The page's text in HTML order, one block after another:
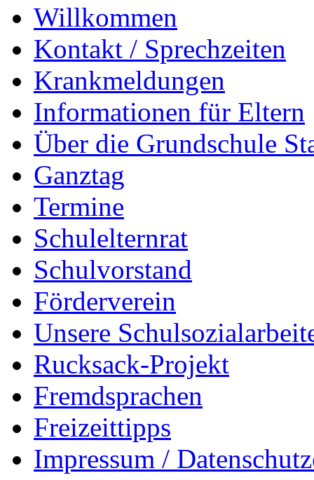
Willkommen
Kontakt / Sprechzeiten
Krankmeldungen
Informationen für Eltern
Über die Grundschule
Ganztag
Termine
Schulelternrat
Schulvorstand
Förderverein
Unsere
Rucksack-Projekt
Fremdsprachen
Freizeittipps
Impressum /